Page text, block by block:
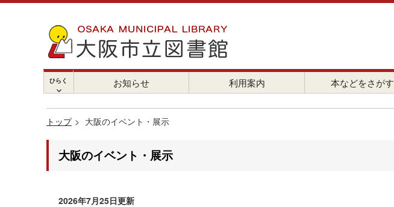
ひらく
chevron_right
お知らせ 利用案内 本などをさがす
トップ 大阪のイベント・展示
大阪のイベント・展示
2026年7月25日更新